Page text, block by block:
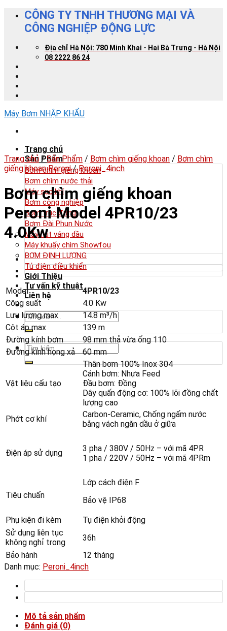
Skip
content
CÔNG TY TNHH THƯƠNG MẠI VÀ
CÔNG NGHIỆP ĐỘNG LỰC
Địa chỉ Hà Nội: 780 Minh Khai - Hai Bà Trưng - Hà Nội
08 2222 86 24
Máy Bơm NHẬP KHẨU
Trang chủ
Sản Phẩm
Bơm chìm giếng khoan
Bơm chìm nước thải
Máy sục khí
Bơm công nghiệp
Bơm trục đứng
Bơm Đài Phun Nước
Máy hút váng dầu
Máy khuấy chìm Showfou
BƠM ĐỊNH LƯỢNG
Tủ điện điều khiển
Giới Thiệu
Tư vấn kỹ thuật
Liên hệ
Tìm
kiếm:
Tìm
kiếm:
Trang chủ / Sản Phẩm / Bơm chìm giếng khoan / Bơm chìm
giếng khoan Peroni / Peroni_4inch
Bơm chìm giếng khoan
Peroni Model 4PR10/23
4.0Kw
Model
4PR10/23
Công suất
4.0 Kw
Lưu lượng max
14.8 m³/h
Cột áp max
139 m
Đường kính bơm
98 mm thả vừa ống 110
Đường kính họng xả
60 mm
Vật liệu cấu tạo
Thân bơm 100% Inox 304
Cánh bơm: Nhựa Feed
Đầu bơm: Đồng
Dây quấn động cơ: 100% lõi đồng chất
lượng cao
Phớt cơ khí
Carbon-Ceramic, Chống ngấm nước
bằng vách ngăn dầu ở giữa
Điện áp sử dụng
3 pha / 380V / 50Hz – với mã 4PR
1 pha / 220V / 50Hz – với mã 4PRm
Tiêu chuẩn
Lớp cách điện F
Bảo vệ IP68
Phụ kiện đi kèm
Tụ điện khỏi động
Sử dụng liên tục
không nghỉ trong
36h
Bảo hành
12 tháng
Danh mục: Peroni_4inch
Mô tả sản phẩm
Đánh giá (0)